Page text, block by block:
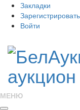
Закладки
Войти
МЕНЮ